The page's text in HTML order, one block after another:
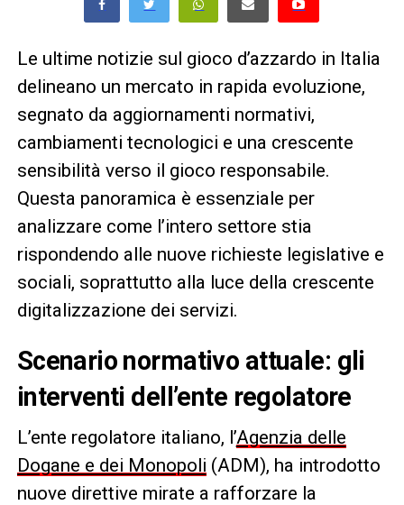
Le ultime notizie sul gioco d’azzardo in Italia
delineano un mercato in rapida evoluzione,
segnato da aggiornamenti normativi,
cambiamenti tecnologici e una crescente
sensibilità verso il gioco responsabile.
Questa panoramica è essenziale per
analizzare come l’intero settore stia
rispondendo alle nuove richieste legislative e
sociali, soprattutto alla luce della crescente
digitalizzazione dei servizi.
Scenario normativo attuale: gli
interventi dell’ente regolatore
L’ente regolatore italiano, l’Agenzia delle
Dogane e dei Monopoli (ADM), ha introdotto
nuove direttive mirate a rafforzare la